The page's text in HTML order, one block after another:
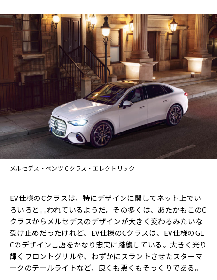
メルセデス・ベンツ Cクラス・エレクトリック
EV仕様のCクラスは、特にデザインに関してネット上でい
ろいろと言われているようだ。その多くは、あたかもこのC
クラスからメルセデスのデザインが大きく変わるみたいな
受け止めだったけれど、EV仕様のCクラスは、EV仕様のGL
Cのデザイン言語をかなり忠実に踏襲している。大きく光り
輝くフロントグリルや、わずかにスラントさせたスターマ
ークのテールライトなど、良くも悪くもそっくりである。